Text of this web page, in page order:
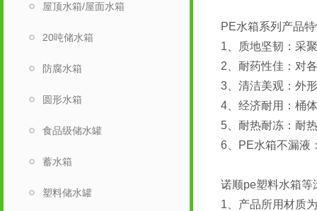
屋顶水箱/屋面水箱
20吨储水箱
防腐水箱
圆形水箱
食品级储水罐
蓄水箱
塑料储水罐
PE水箱系列产品
1、质地坚韧：采
2、耐药性佳：对
3、清洁美观：外
4、经济耐用：桶
5、耐热耐冻：耐
6、PE水箱不漏液
诺顺pe塑料水箱
1、产品所用材质